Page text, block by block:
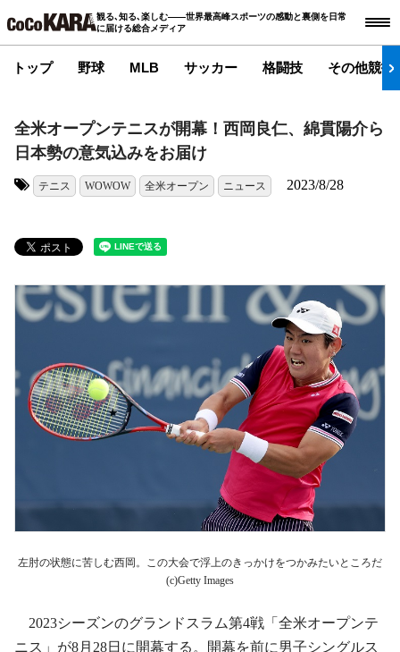
観る､知る､楽しむ――世界最高峰スポーツの感動と裏側を日常
に届ける総合メディア
トップ 野球 MLB サッカー 格闘技 その他競技
全米オープンテニスが開幕！西岡良仁、綿貫陽介ら
日本勢の意気込みをお届け
テニス WOWOW 全米オープン ニュース 2023/8/28
左肘の状態に苦しむ西岡。この大会で浮上のきっかけをつかみたいところだ
(c)Getty Images
2023シーズンのグランドスラム第4戦「全米オープンテ
ニス」が8月28日に開幕する。開幕を前に男子シングルス